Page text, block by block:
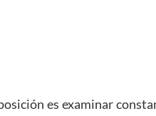
es examinar